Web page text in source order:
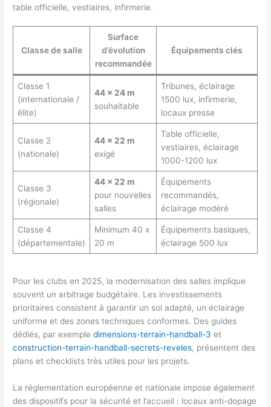
table officielle, vestiaires, infirmerie.
Classe de salle
Surface
d’évolution
recommandée
Équipements clés
Classe 1
(internationale /
élite)
44 x 24 m
souhaitable
Tribunes, éclairage
1500 lux, infirmerie,
locaux presse
Classe 2
(nationale)
44 x 22 m
exigé
Table officielle,
vestiaires, éclairage
1000-1200 lux
Classe 3
(régionale)
44 x 22 m
pour nouvelles
salles
Équipements
recommandés,
éclairage modéré
Classe 4
(départementale)
Minimum 40 x
20 m
Équipements basiques,
éclairage 500 lux
Pour les clubs en 2025, la modernisation des salles implique
souvent un arbitrage budgétaire. Les investissements
prioritaires consistent à garantir un sol adapté, un éclairage
uniforme et des zones techniques conformes. Des guides
dédiés, par exempledimensions-terrain-handball-3 et
construction-terrain-handball-secrets-reveles, présentent des
plans et checklists très utiles pour les projets.
La réglementation européenne et nationale impose également
des dispositifs pour la sécurité et l’accueil : locaux anti-dopage